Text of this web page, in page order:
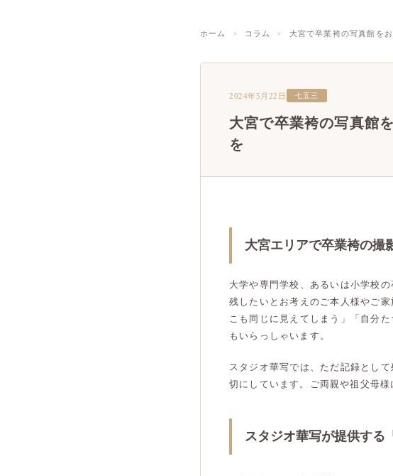
ホーム コラム 大宮で卒業袴の写真館を
2024年5月22日 七五三
大宮で卒業袴の写真館
を
大宮エリアで卒業袴の撮
大学や専門学校、あるいは小学校
残したいとお考えのご本人様やご
こも同じに見えてしまう」「自分
もいらっしゃいます。
スタジオ華写では、ただ記録とし
切にしています。ご両親や祖父母
スタジオ華写が提供する